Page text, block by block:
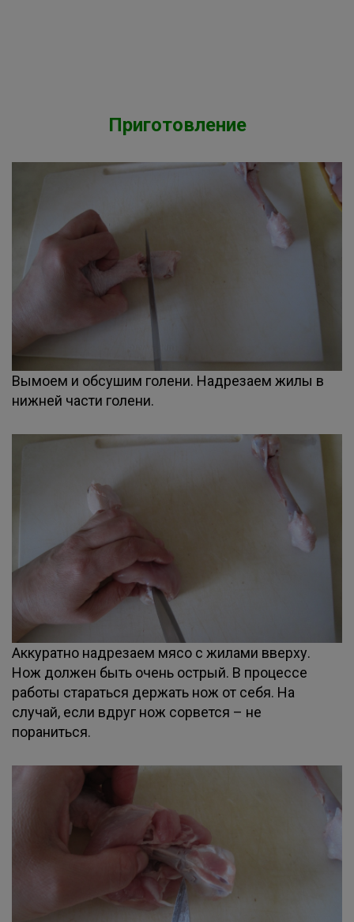
Приготовление
Вымоем и обсушим голени. Надрезаем жилы в
нижней части голени.
Аккуратно надрезаем мясо с жилами вверху.
Нож должен быть очень острый. В процессе
работы стараться держать нож от себя. На
случай, если вдруг нож сорвется – не
пораниться.